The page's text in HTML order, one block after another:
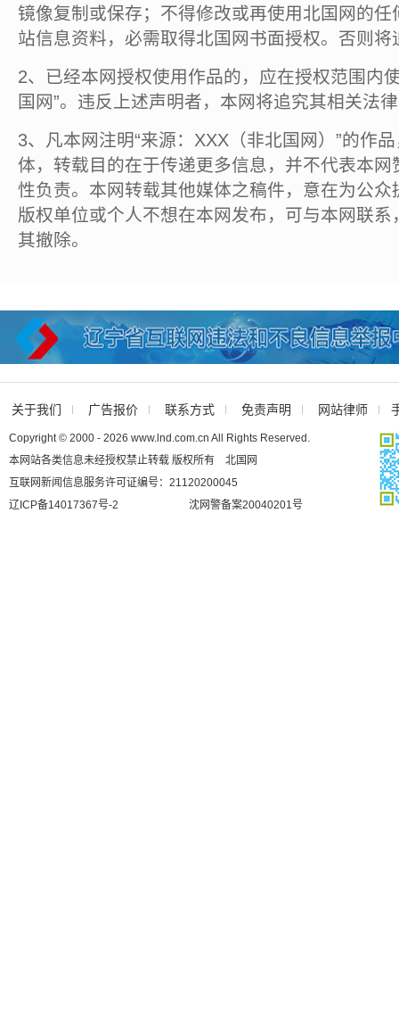
镜像复制或保存；不得修改或再使用北国网的
站信息资料，必需取得北国网书面授权。否则将
2、已经本网授权使用作品的，应在授权范围内
国网”。违反上述声明者，本网将追究其相关法
3、凡本网注明“来源：XXX（非北国网）”的作
体，转载目的在于传递更多信息，并不代表本
性负责。本网转载其他媒体之稿件，意在为公
版权单位或个人不想在本网发布，可与本网联
其撤除。
关于我们 广告报价 联系方式 免责声明 网站律师
Copyright © 2000 - 2026 www.lnd.com.cn All Rights Reserved.
本网站各类信息未经授权禁止转载 版权所有 北国网
互联网新闻信息服务许可证编号：21120200045
辽ICP备14017367号-2
沈网警备案20040201号